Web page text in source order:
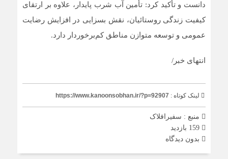
دانست و تأکید کرد: تأمین آب شرب پایدار، علاوه بر ارتقای
کیفیت زندگی روستائیان، نقش بسزایی در افزایش رضایت
عمومی و توسعه متوازن مناطق کم‌برخوردار دارد.
انتهای خبر/
لینک کوتاه : https://www.kanoonsobhan.ir/?p=92907
منبع : سفیرافلاک
بدون دیدگاه